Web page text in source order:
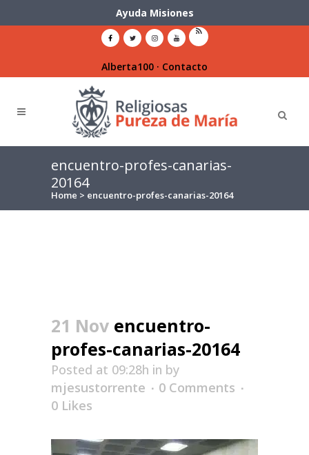
Ayuda Misiones
Alberta100 · Contacto
encuentro-profes-canarias-
20164
Home > encuentro-profes-canarias-20164
21 Nov encuentro-
profes-canarias-20164
Posted at 09:28h in by
mjesustorrente
0 Comments
0 Likes